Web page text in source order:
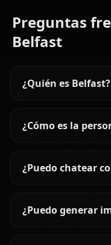
Preguntas
Belfast
¿Quién es Belfast?
¿Cómo es la
¿Puedo chatear
¿Puedo generar